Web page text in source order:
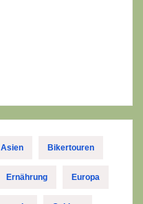
Asien Bikertouren
Ernährung Europa